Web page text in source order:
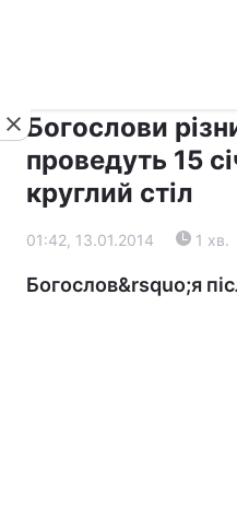
Богослови
проведуть 15
круглий стіл
01:42, 13.01.2014 1 хв.
Богослов&rsquo;я